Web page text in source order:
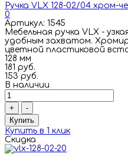
Ручка VLX 128-02/04 хром-
0
Артикул: 1545
Мебельная ручка VLX -
удобным захватом.
цветной пластиковой
128 мм
181 руб.
153 руб.
В наличии
+
-
Купить
Купить в 1 клик
Скидка